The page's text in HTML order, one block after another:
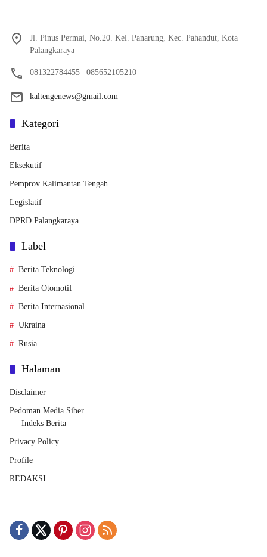
Jl. Pinus Permai, No.20. Kel. Panarung, Kec. Pahandut, Kota
Palangkaraya
081322784455 | 085652105210
kaltengenews@gmail.com
Kategori
Berita
Eksekutif
Pemprov Kalimantan Tengah
Legislatif
DPRD Palangkaraya
Label
Berita Teknologi
Berita Otomotif
Berita Internasional
Ukraina
Rusia
Halaman
Disclaimer
Pedoman Media Siber
Indeks Berita
Privacy Policy
Profile
REDAKSI